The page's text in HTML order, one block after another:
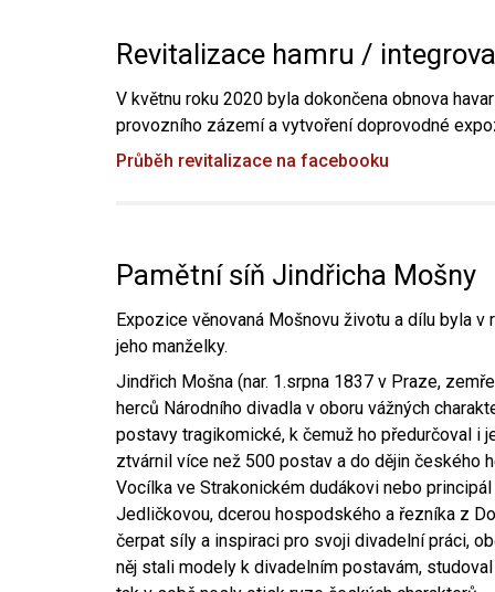
Revitalizace hamru /
V květnu roku 2020 byla dokončena obnova
provozního zázemí a vytvoření doprovodné
Průběh revitalizace na facebooku
Pamětní síň Jindřicha Mošny
Expozice věnovaná Mošnovu životu a dílu byla
jeho manželky.
Jindřich Mošna (nar. 1.srpna 1837 v Praze,
herců Národního divadla v oboru vážných
postavy tragikomické, k čemuž ho předurčoval i
ztvárnil více než 500 postav a do dějin českého
Vocílka ve Strakonickém dudákovi nebo
Jedličkovou, dcerou hospodského a řezníka z
čerpat síly a inspiraci pro svoji divadelní práci,
něj stali modely k divadelním postavám,